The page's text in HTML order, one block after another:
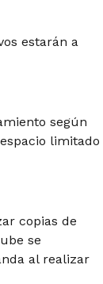
estarán a
según
limitado
copias de
se
al realizar